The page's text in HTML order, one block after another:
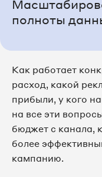
полноты
Как работает
расход, какой
прибыли, у кого
на все эти
бюджет с канала,
более
кампанию.